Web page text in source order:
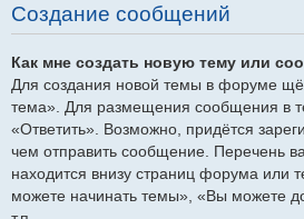
Создание сообщений
Как мне создать новую тему или
Для создания новой темы в форуме
тема». Для размещения сообщения в
«Ответить». Возможно, придётся
чем отправить сообщение. Перечень
находится внизу страниц форума
можете начинать темы», «Вы можете